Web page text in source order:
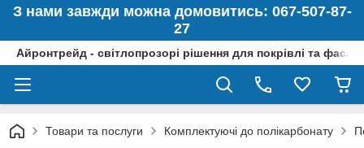
З нами завжди можна домовитись: 067-507-87-
27
Айронтрейд - світлопрозорі рішення для покрівлі та
Товари та послуги Комплектуючі до полікарбонату